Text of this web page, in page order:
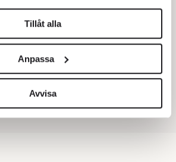
för att anpassa innehållet
analysera vår trafik. Vi
sådana identifierare och annan
enhet till de sociala medier och
som vi samarbetar med.
Tillåt alla
Anpassa
Avvisa